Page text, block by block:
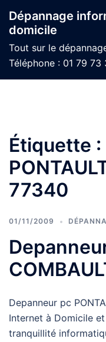
au
contenu
Dépannage
domicile
Tout sur le
Téléphone : 01 79 73
Étiquette :
77340
01/11/2009
Depanneur pc
Internet à Domicile
tranquillité